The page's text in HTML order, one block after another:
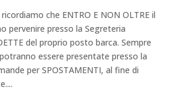
che ENTRO E NON OLTRE il
pervenire presso la Segreteria
del proprio posto barca. Sempre
essere presentate presso la
per SPOSTAMENTI, al fine di